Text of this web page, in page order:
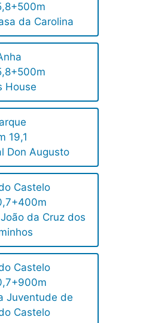
da Carolina
House
19,1
Don Augusto
Castelo
da Cruz dos
Castelo
Juventude de
Castelo